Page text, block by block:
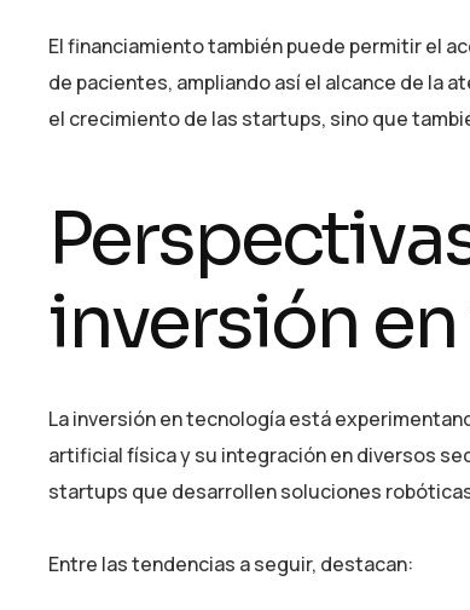
El financiamiento también puede permitir el
de pacientes, ampliando así el alcance de la
el crecimiento de las startups, sino que
inversión
La inversión en tecnología está
artificial física y su integración en diversos
startups que desarrollen soluciones
Entre las tendencias a seguir, destacan: